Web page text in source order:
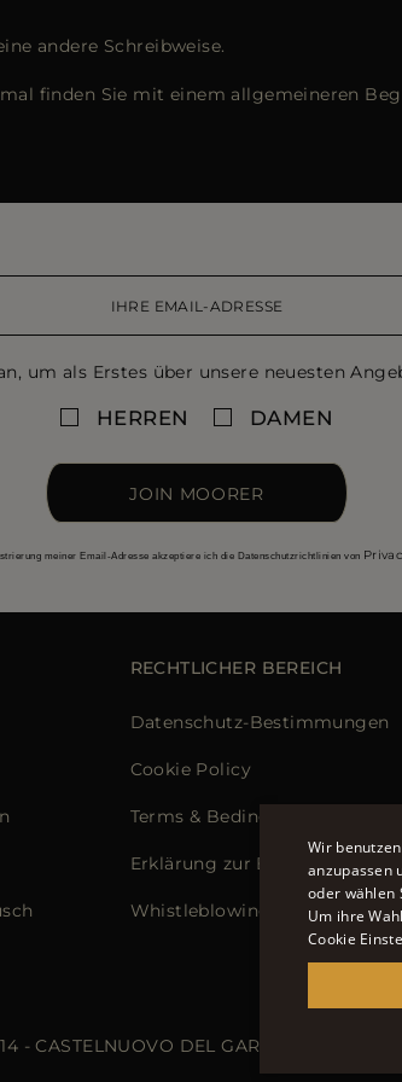
andere Schreibweise.
finden Sie mit einem allgemeineren
um als Erstes über unsere neuesten
HERREN DAMEN
JOIN MOORER
meiner Email-Adresse akzeptiere ich die Datenschutzrichtlinien von
RECHTLICHER BEREICH
Datenschutz-Bestimmungen
Cookie Policy
Terms & Bedingungen
Erklärung zur Barrierefreiheit
Whistleblowing
- CASTELNUOVO DEL GARDA (VR) - P.I./
Wir
anzupassen
oder wählen
Um ihre
Cookie